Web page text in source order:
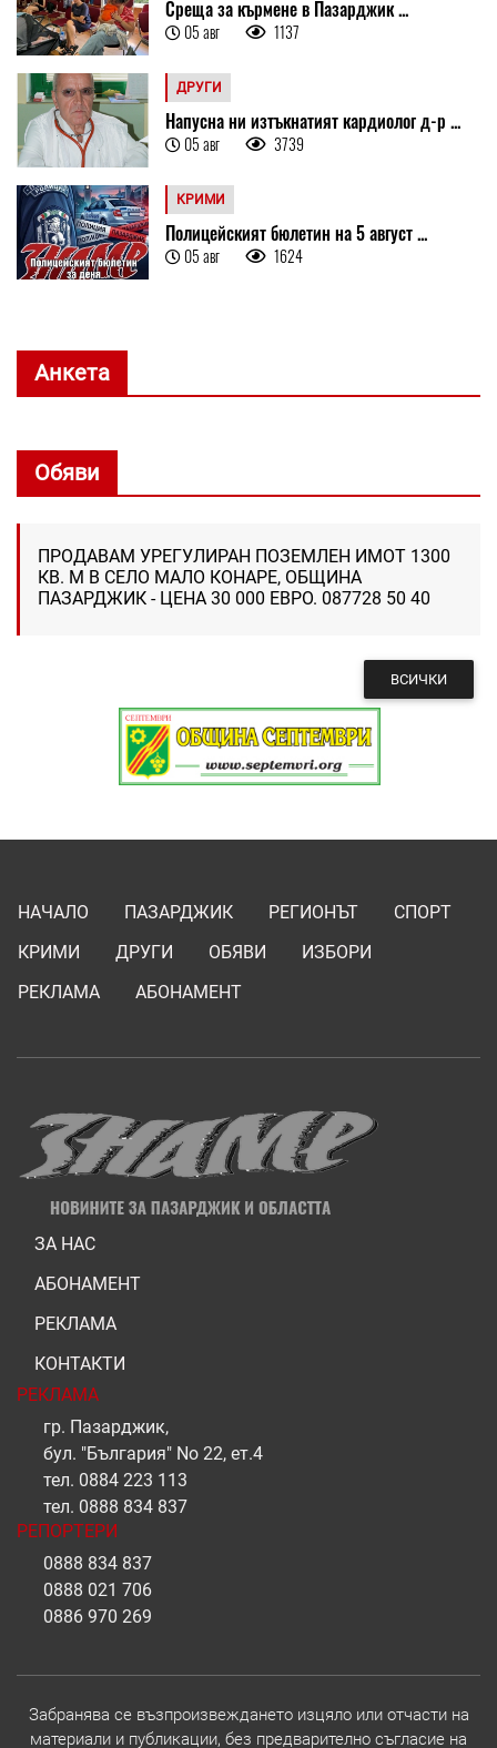
Среща за кърмене в Пазарджик ...
05 авг 1137
ДРУГИ
Напусна ни изтъкнатият кардиолог д-р ...
05 авг 3739
КРИМИ
Полицейският бюлетин на 5 август ...
05 авг 1624
Анкета
Обяви
ПРОДАВАМ УРЕГУЛИРАН ПОЗЕМЛЕН ИМОТ 1300
КВ. М В СЕЛО МАЛО КОНАРЕ, ОБЩИНА
ПАЗАРДЖИК - ЦЕНА 30 000 ЕВРО. 087728 50 40
ВСИЧКИ
НАЧАЛО ПАЗАРДЖИК РЕГИОНЪТ
СПОРТ
КРИМИ
ДРУГИ ОБЯВИ
ИЗБОРИ
РЕКЛАМА
АБОНАМЕНТ
ЗА НАС
АБОНАМЕНТ
РЕКЛАМА
КОНТАКТИ
РЕКЛАМА
гр. Пазарджик,
бул. "България" No 22, ет.4
тел. 0884 223 113
тел. 0888 834 837
РЕПОРТЕРИ
0888 834 837
0888 021 706
0886 970 269
Забранява се възпроизвеждането изцяло или отчасти на
материали и публикации, без предварително съгласие на